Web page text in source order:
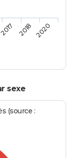
2017 2018 2020
sexe
(source :